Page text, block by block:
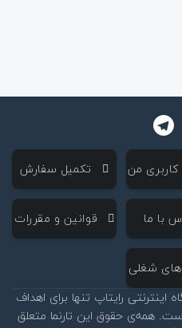
من ‌ تکمیل سفارش
با ما ‌ قوانین و مقررات
شغلی
اینترنتی رایتاپ تنها برای اهداف
همه‌ی حقوق این تارنما متعلق